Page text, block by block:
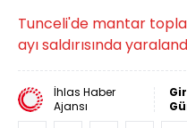
Tunceli'de mantar
ayı saldırısında
İhlas Haber
Ajansı